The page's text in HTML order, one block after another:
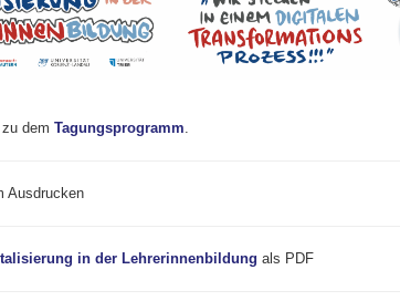
dem Tagungsprogramm
Ausdrucken
in der Lehrerinnenbildung als PDF